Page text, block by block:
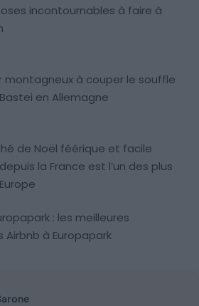
incontournables à faire à
montagneux à couper le souffle
en Allemagne
de Noël féérique et facile
la France est l’un des plus
: les meilleures
Airbnb à Europapark